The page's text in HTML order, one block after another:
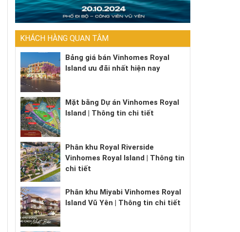
KHÁCH HÀNG QUAN TÂM
Bảng giá bán Vinhomes Royal
Island ưu đãi nhất hiện nay
Mặt bằng Dự án Vinhomes Royal
Island | Thông tin chi tiết
Phân khu Royal Riverside
Vinhomes Royal Island | Thông tin
chi tiết
Phân khu Miyabi Vinhomes Royal
Island Vũ Yên | Thông tin chi tiết